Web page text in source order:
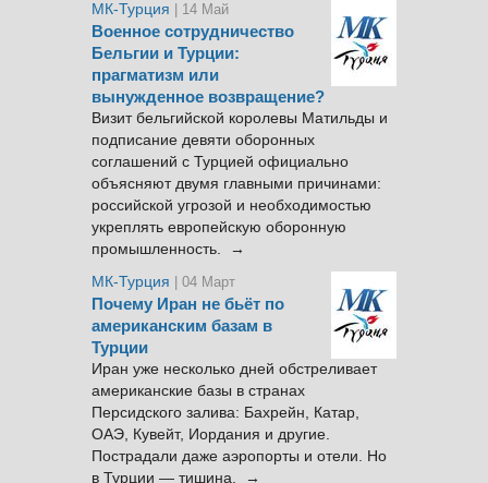
МК-Турция | 14 Май
Военное сотрудничество
Бельгии и Турции:
прагматизм или
вынужденное возвращение?
Визит бельгийской королевы Матильды и
подписание девяти оборонных
соглашений с Турцией официально
объясняют двумя главными причинами:
российской угрозой и необходимостью
укреплять европейскую оборонную
промышленность. →
МК-Турция
| 04 Март
Почему Иран не бьёт по
американским базам в
Турции
Иран уже несколько дней обстреливает
американские базы в странах
Персидского залива: Бахрейн, Катар,
ОАЭ, Кувейт, Иордания и другие.
Пострадали даже аэропорты и отели. Но
в Турции — тишина. →